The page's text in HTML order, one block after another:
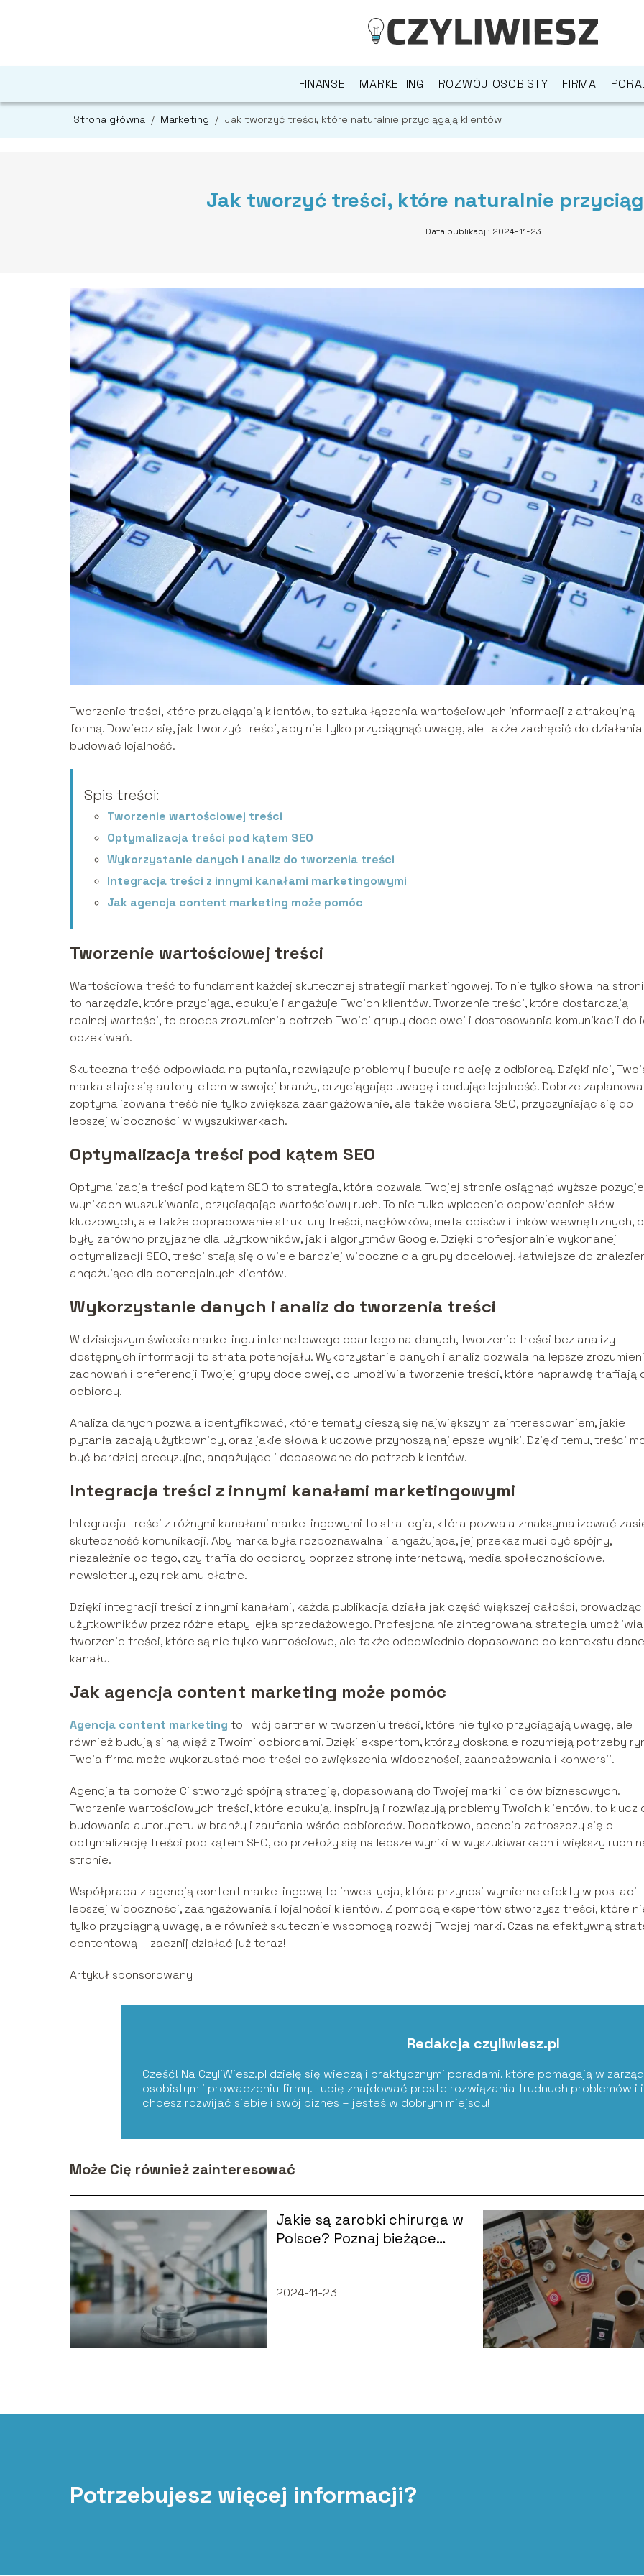
FINANSE MARKETING ROZWÓJ OSOBISTY FIRMA
Strona główna / Marketing / Jak tworzyć treści, które naturalnie przyciągają klientów
Jak tworzyć treści, które naturalnie
Data publikacji: 2024-11-23
Tworzenie treści, które przyciągają klientów, to sztuka łączenia wartościowych informacji z atrakcyjną
formą. Dowiedz się, jak tworzyć treści, aby nie tylko przyciągnąć uwagę, ale także zachęcić do
budować lojalność.
Spis treści:
Tworzenie wartościowej treści
Optymalizacja treści pod kątem SEO
Wykorzystanie danych i analiz do tworzenia treści
Integracja treści z innymi kanałami marketingowymi
Jak agencja content marketing może pomóc
Tworzenie wartościowej treści
Wartościowa treść to fundament każdej skutecznej strategii marketingowej. To nie tylko słowa na
to narzędzie, które przyciąga, edukuje i angażuje Twoich klientów. Tworzenie treści, które dostarczają
realnej wartości, to proces zrozumienia potrzeb Twojej grupy docelowej i dostosowania komunikacji do
oczekiwań.
Skuteczna treść odpowiada na pytania, rozwiązuje problemy i buduje relację z odbiorcą. Dzięki niej,
marka staje się autorytetem w swojej branży, przyciągając uwagę i budując lojalność. Dobrze
zoptymalizowana treść nie tylko zwiększa zaangażowanie, ale także wspiera SEO, przyczyniając się do
lepszej widoczności w wyszukiwarkach.
Optymalizacja treści pod kątem SEO
Optymalizacja treści pod kątem SEO to strategia, która pozwala Twojej stronie osiągnąć wyższe
wynikach wyszukiwania, przyciągając wartościowy ruch. To nie tylko wplecenie odpowiednich słów
kluczowych, ale także dopracowanie struktury treści, nagłówków, meta opisów i linków wewnętrznych,
były zarówno przyjazne dla użytkowników, jak i algorytmów Google. Dzięki profesjonalnie wykonanej
optymalizacji SEO, treści stają się o wiele bardziej widoczne dla grupy docelowej, łatwiejsze do
angażujące dla potencjalnych klientów.
Wykorzystanie danych i analiz do tworzenia treści
W dzisiejszym świecie marketingu internetowego opartego na danych, tworzenie treści bez analizy
dostępnych informacji to strata potencjału. Wykorzystanie danych i analiz pozwala na lepsze
zachowań i preferencji Twojej grupy docelowej, co umożliwia tworzenie treści, które naprawdę trafiają
odbiorcy.
Analiza danych pozwala identyfikować, które tematy cieszą się największym zainteresowaniem, jakie
pytania zadają użytkownicy, oraz jakie słowa kluczowe przynoszą najlepsze wyniki. Dzięki temu, treści
być bardziej precyzyjne, angażujące i dopasowane do potrzeb klientów.
Integracja treści z innymi kanałami marketingowymi
Integracja treści z różnymi kanałami marketingowymi to strategia, która pozwala zmaksymalizować
skuteczność komunikacji. Aby marka była rozpoznawalna i angażująca, jej przekaz musi być spójny,
niezależnie od tego, czy trafia do odbiorcy poprzez stronę internetową, media społecznościowe,
newslettery, czy reklamy płatne.
Dzięki integracji treści z innymi kanałami, każda publikacja działa jak część większej całości, prowadząc
użytkowników przez różne etapy lejka sprzedażowego. Profesjonalnie zintegrowana strategia umożliwia
tworzenie treści, które są nie tylko wartościowe, ale także odpowiednio dopasowane do kontekstu
kanału.
Jak agencja content marketing może pomóc
Agencja content marketing to Twój partner w tworzeniu treści, które nie tylko przyciągają uwagę, ale
również budują silną więź z Twoimi odbiorcami. Dzięki ekspertom, którzy doskonale rozumieją potrzeby
Twoja firma może wykorzystać moc treści do zwiększenia widoczności, zaangażowania i konwersji.
Agencja ta pomoże Ci stworzyć spójną strategię, dopasowaną do Twojej marki i celów biznesowych.
Tworzenie wartościowych treści, które edukują, inspirują i rozwiązują problemy Twoich klientów, to klucz
budowania autorytetu w branży i zaufania wśród odbiorców. Dodatkowo, agencja zatroszczy się o
optymalizację treści pod kątem SEO, co przełoży się na lepsze wyniki w wyszukiwarkach i większy ruch
stronie.
Współpraca z agencją content marketingową to inwestycja, która przynosi wymierne efekty w postaci
lepszej widoczności, zaangażowania i lojalności klientów. Z pomocą ekspertów stworzysz treści, które
tylko przyciągną uwagę, ale również skutecznie wspomogą rozwój Twojej marki. Czas na efektywną
contentową – zacznij działać już teraz!
Artykuł sponsorowany
Redakcja czyliwiesz.pl
Cześć! Na CzyliWiesz.pl dzielę się wiedzą i praktycznymi poradami, które pomagają w
osobistym i prowadzeniu firmy. Lubię znajdować proste rozwiązania trudnych problemów i
chcesz rozwijać siebie i swój biznes – jesteś w dobrym miejscu!
Może Cię również zainteresować
Jakie są zarobki chirurga w
Polsce? Poznaj bieżące
2024-11-23
Potrzebujesz więcej informacji?